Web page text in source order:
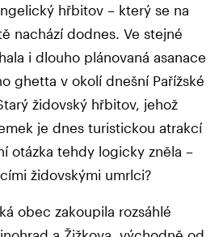
hřbitov – který se na
nachází dodnes. Ve stejné
i dlouho plánovaná asanace
ghetta v okolí dnešní Pařížské
židovský hřbitov, jehož
je dnes turistickou atrakcí
otázka tehdy logicky zněla –
židovskými umrlci?
obec zakoupila rozsáhlé